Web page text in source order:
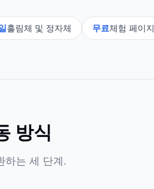
흘림체 및 정자체 무료체험 페이지
방식
하는 세 단계.